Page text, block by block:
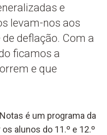
e
levam-nos aos
deflação. Com a
ficamos a
e que
é um programa da
alunos do 11.º e 12.º